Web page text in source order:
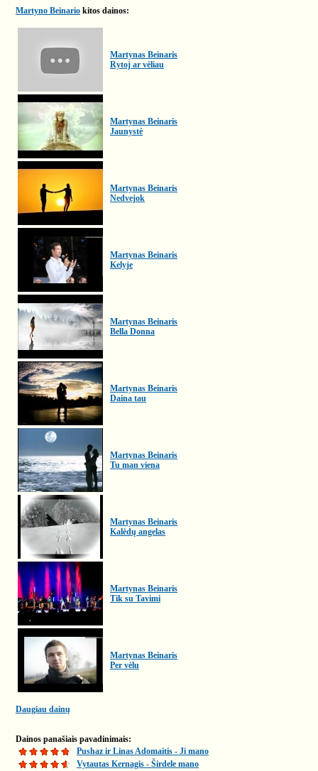
Martyno Beinario kitos dainos:
Martynas Beinaris
Rytoj ar vėliau
Martynas Beinaris
Jaunystė
Martynas Beinaris
Nedvejok
Martynas Beinaris
Kelyje
Martynas Beinaris
Bella Donna
Martynas Beinaris
Daina tau
Martynas Beinaris
Tu man viena
Martynas Beinaris
Kalėdų angelas
Martynas Beinaris
Tik su Tavimi
Martynas Beinaris
Per vėlu
Daugiau dainų
Dainos panašiais pavadinimais:
Pushaz ir Linas Adomaitis - Ji mano
Vytautas Kernagis - Širdele mano